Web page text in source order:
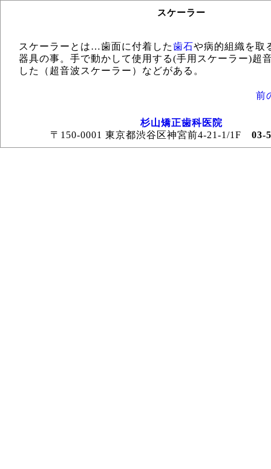
スケーラー
スケーラーとは…歯面に付着した歯石や病的組織を取
器具の事。手で動かして使用する(手用スケーラー)超
した（超音波スケーラー）などがある。
前
杉山矯正歯科医院
〒150-0001 東京都渋谷区神宮前4-21-1/1F 03-